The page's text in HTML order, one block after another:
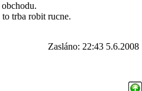
trba robit rucne.
Zasláno: 22:43 5.6.2008